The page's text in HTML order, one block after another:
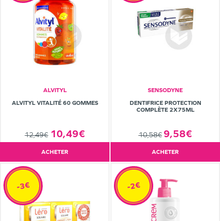
ALVITYL
ALVITYL VITALITÉ 60 GOMMES
12,49€ 10,49€
ACHETER
SENSODYNE
DENTIFRICE PROTECTION
COMPLÈTE 2X75ML
10,58€ 9,58€
ACHETER
-3€ -2€